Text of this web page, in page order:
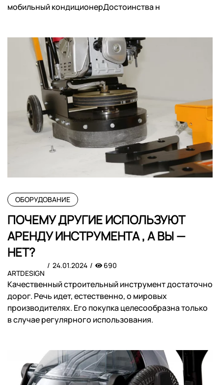
мобильный кондиционерДостоинства н
ОБОРУДОВАНИЕ
ПОЧЕМУ ДРУГИЕ ИСПОЛЬЗУЮТ
АРЕНДУ ИНСТРУМЕНТА , А ВЫ —
НЕТ?
ARTDESIGN
24.01.2024 690
Качественный строительный инструмент достаточно
дорог. Речь идет, естественно, о мировых
производителях. Его покупка целесообразна только
в случае регулярного использования.